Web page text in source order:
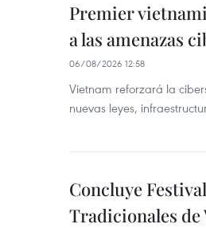
Premier
a las amenazas
06/08/2026 12:58
Vietnam reforzará la
nuevas leyes,
Concluye
Tradicionales de